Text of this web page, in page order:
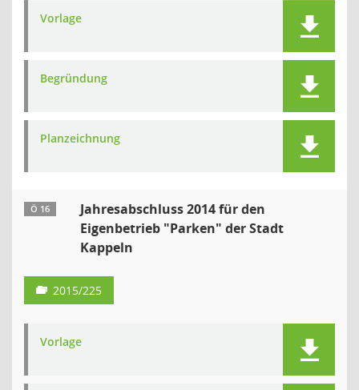
Vorlage
Begründung
Planzeichnung
Ö 16
Jahresabschluss 2014 für den
Eigenbetrieb "Parken" der Stadt
Kappeln
2015/225
Vorlage